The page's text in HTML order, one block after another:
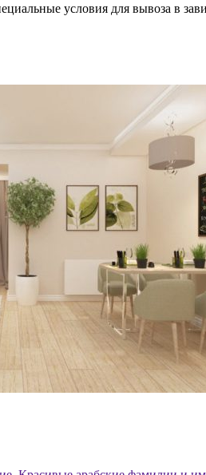
условия для вывоза в